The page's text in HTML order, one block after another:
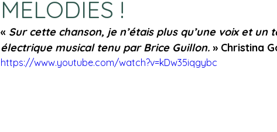
MELODIES !
« Sur cette chanson, je n’étais plus qu’une voix et
électrique musical tenu par Brice Guillon. » Christina
https://www.youtube.com/watch?v=kDw35iqgybc